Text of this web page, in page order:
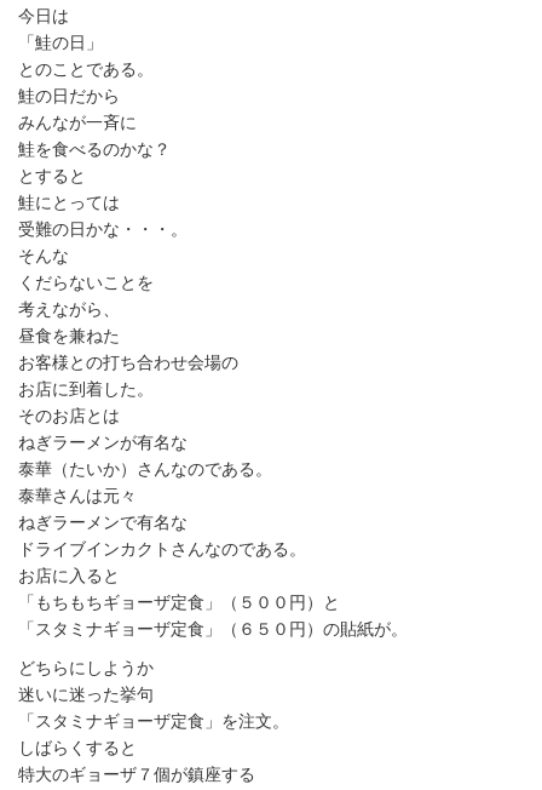
今日は
「鮭の日」
とのことである。
鮭の日だから
みんなが一斉に
鮭を食べるのかな？
とすると
鮭にとっては
受難の日かな・・・。
そんな
くだらないことを
考えながら、
昼食を兼ねた
お客様との打ち合わせ会場の
お店に到着した。
そのお店とは
ねぎラーメンが有名な
泰華（たいか）さんなのである。
泰華さんは元々
ねぎラーメンで有名な
ドライブインカクトさんなのである。
お店に入ると
「もちもちギョーザ定食」（５００円）と
「スタミナギョーザ定食」（６５０円）の貼紙が。
どちらにしようか
迷いに迷った挙句
「スタミナギョーザ定食」を注文。
しばらくすると
特大のギョーザ７個が鎮座する